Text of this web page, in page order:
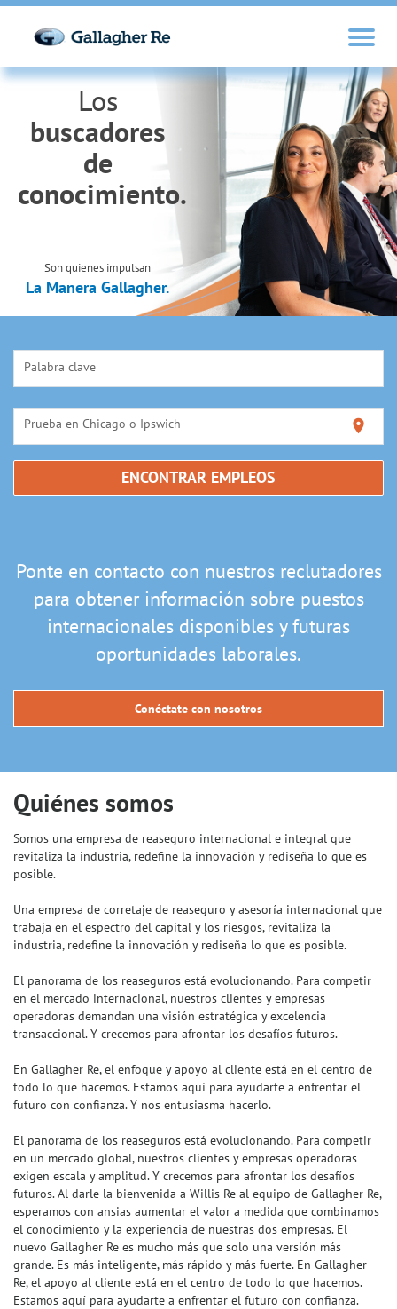
Los
buscadores
de
conocimiento.
Son quienes impulsan
La Manera Gallagher.
Palabra clave
Prueba en Chicago o Ipswich location_on
ENCONTRAR EMPLEOS
Ponte en contacto con nuestros reclutadores
para obtener información sobre puestos
internacionales disponibles y futuras
oportunidades laborales.
Conéctate con nosotros
Quiénes somos
Somos una empresa de reaseguro internacional e integral que
revitaliza la industria, redefine la innovación y rediseña lo que es
posible.
Una empresa de corretaje de reaseguro y asesoría internacional que
trabaja en el espectro del capital y los riesgos, revitaliza la
industria, redefine la innovación y rediseña lo que es posible.
El panorama de los reaseguros está evolucionando. Para competir
en el mercado internacional, nuestros clientes y empresas
operadoras demandan una visión estratégica y excelencia
transaccional. Y crecemos para afrontar los desafíos futuros.
En Gallagher Re, el enfoque y apoyo al cliente está en el centro de
todo lo que hacemos. Estamos aquí para ayudarte a enfrentar el
futuro con confianza. Y nos entusiasma hacerlo.
El panorama de los reaseguros está evolucionando. Para competir
en un mercado global, nuestros clientes y empresas operadoras
exigen escala y amplitud. Y crecemos para afrontar los desafíos
futuros. Al darle la bienvenida a Willis Re al equipo de Gallagher Re,
esperamos con ansias aumentar el valor a medida que combinamos
el conocimiento y la experiencia de nuestras dos empresas. El
nuevo Gallagher Re es mucho más que solo una versión más
grande. Es más inteligente, más rápido y más fuerte. En Gallagher
Re, el apoyo al cliente está en el centro de todo lo que hacemos.
Estamos aquí para ayudarte a enfrentar el futuro con confianza.